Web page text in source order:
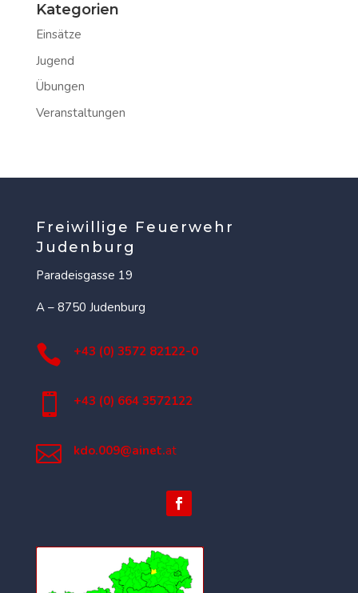
Kategorien
Einsätze
Jugend
Übungen
Veranstaltungen
Freiwillige Feuerwehr
Judenburg
Paradeisgasse 19
A – 8750 Judenburg
 +43 (0) 3572 82122-0
 +43 (0) 664 3572122
 kdo.009@ainet.at